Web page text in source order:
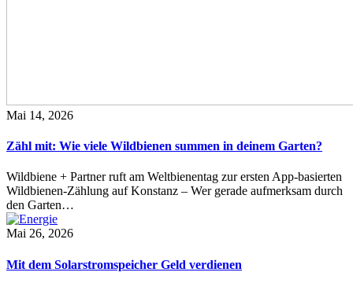
Mai 14, 2026
Zähl mit: Wie viele Wildbienen summen in deinem Garten?
Wildbiene + Partner ruft am Weltbienentag zur ersten App-basierten
Wildbienen-Zählung auf Konstanz – Wer gerade aufmerksam durch
den Garten…
Mai 26, 2026
Mit dem Solarstromspeicher Geld verdienen